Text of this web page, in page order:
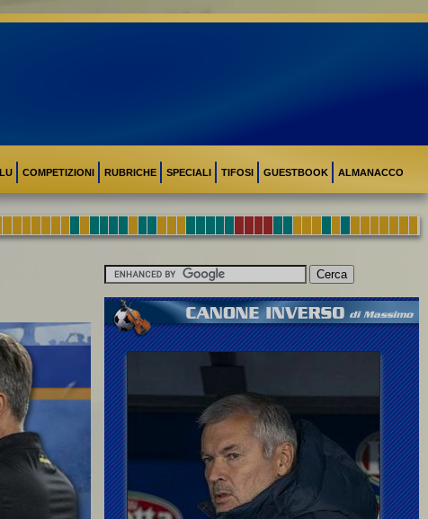
COMPETIZIONI RUBRICHE SPECIALI TIFOSI GUESTBOOK ALMANACCO